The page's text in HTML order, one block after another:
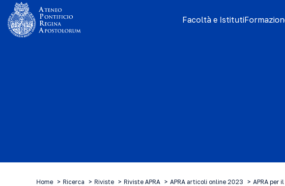
Facoltà e Istituti
Home Ricerca Riviste Riviste APRA APRA articoli online 2023 APRA per